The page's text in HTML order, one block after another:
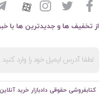
از تخفیف ها و جدیدترین ها با
کتابفروشی حقوقی دادبازار خرید